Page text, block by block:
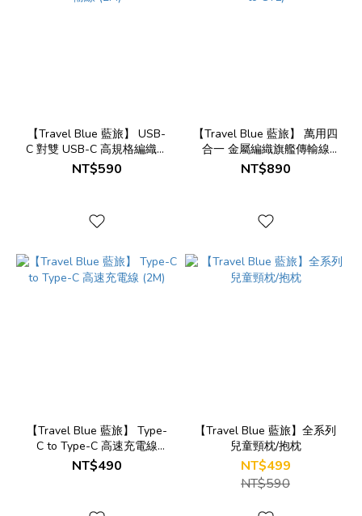
【Travel Blue 藍旅】 USB-
C 對雙 USB-C 高規格編織充
電傳輸線 (2M)
NT$590
【Travel Blue 藍旅】 萬用四
合一 金屬編織旗艦傳輸線
(A+C to C+L)
NT$890
【Travel Blue 藍旅】 Type-
C to Type-C 高速充電線
(2M)
NT$490
【Travel Blue 藍旅】全系列
兒童頸枕/抱枕
NT$499
NT$590